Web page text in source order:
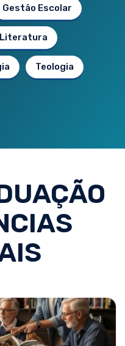
Gestão Escolar
Literatura
Teologia